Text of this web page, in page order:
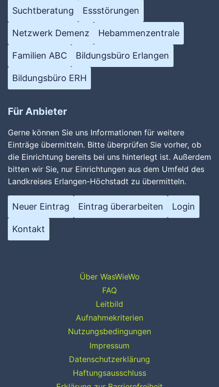
Suchtberatung Essstörungen
Netzwerk Demenz Hebammenzentrale
Familien ABC Bildungsbüro Erlangen
Bildungsbüro ERH
Für Anbieter
Gerne können Sie uns Informationen für weitere
Einträge übermitteln. Bitte überprüfen Sie vorher, ob
die Einrichtung bereits bei uns hinterlegt ist. Außerdem
bitten wir Sie, nur Einrichtungen aus dem Umfeld des
Landkreises Erlangen-Höchstadt zu übermitteln.
Neuer Eintrag Eintrag überarbeiten Login
Kontakt
Über WasWieWo
FAQ
Leitbild
Aufnahmekriterien
Nutzungsbedingungen
Impressum
Datenschutzerklärung
Haftungsausschluss